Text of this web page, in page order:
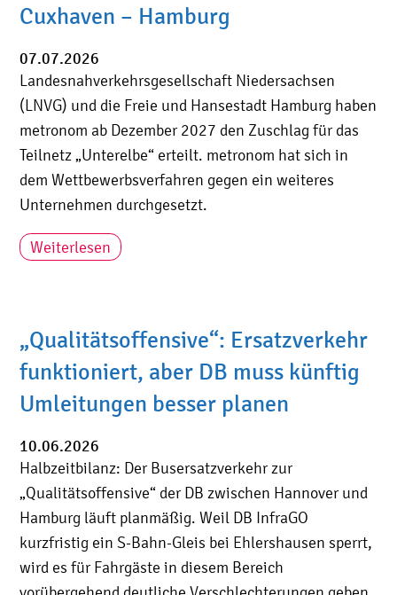
Cuxhaven – Hamburg
07.07.2026
Landesnahverkehrsgesellschaft Niedersachsen
(LNVG) und die Freie und Hansestadt Hamburg haben
metronom ab Dezember 2027 den Zuschlag für das
Teilnetz „Unterelbe“ erteilt. metronom hat sich in
dem Wettbewerbsverfahren gegen ein weiteres
Unternehmen durchgesetzt.
Weiterlesen
„Qualitätsoffensive“: Ersatzverkehr
funktioniert, aber DB muss künftig
Umleitungen besser planen
10.06.2026
Halbzeitbilanz: Der Busersatzverkehr zur
„Qualitätsoffensive“ der DB zwischen Hannover und
Hamburg läuft planmäßig. Weil DB InfraGO
kurzfristig ein S-Bahn-Gleis bei Ehlershausen sperrt,
wird es für Fahrgäste in diesem Bereich